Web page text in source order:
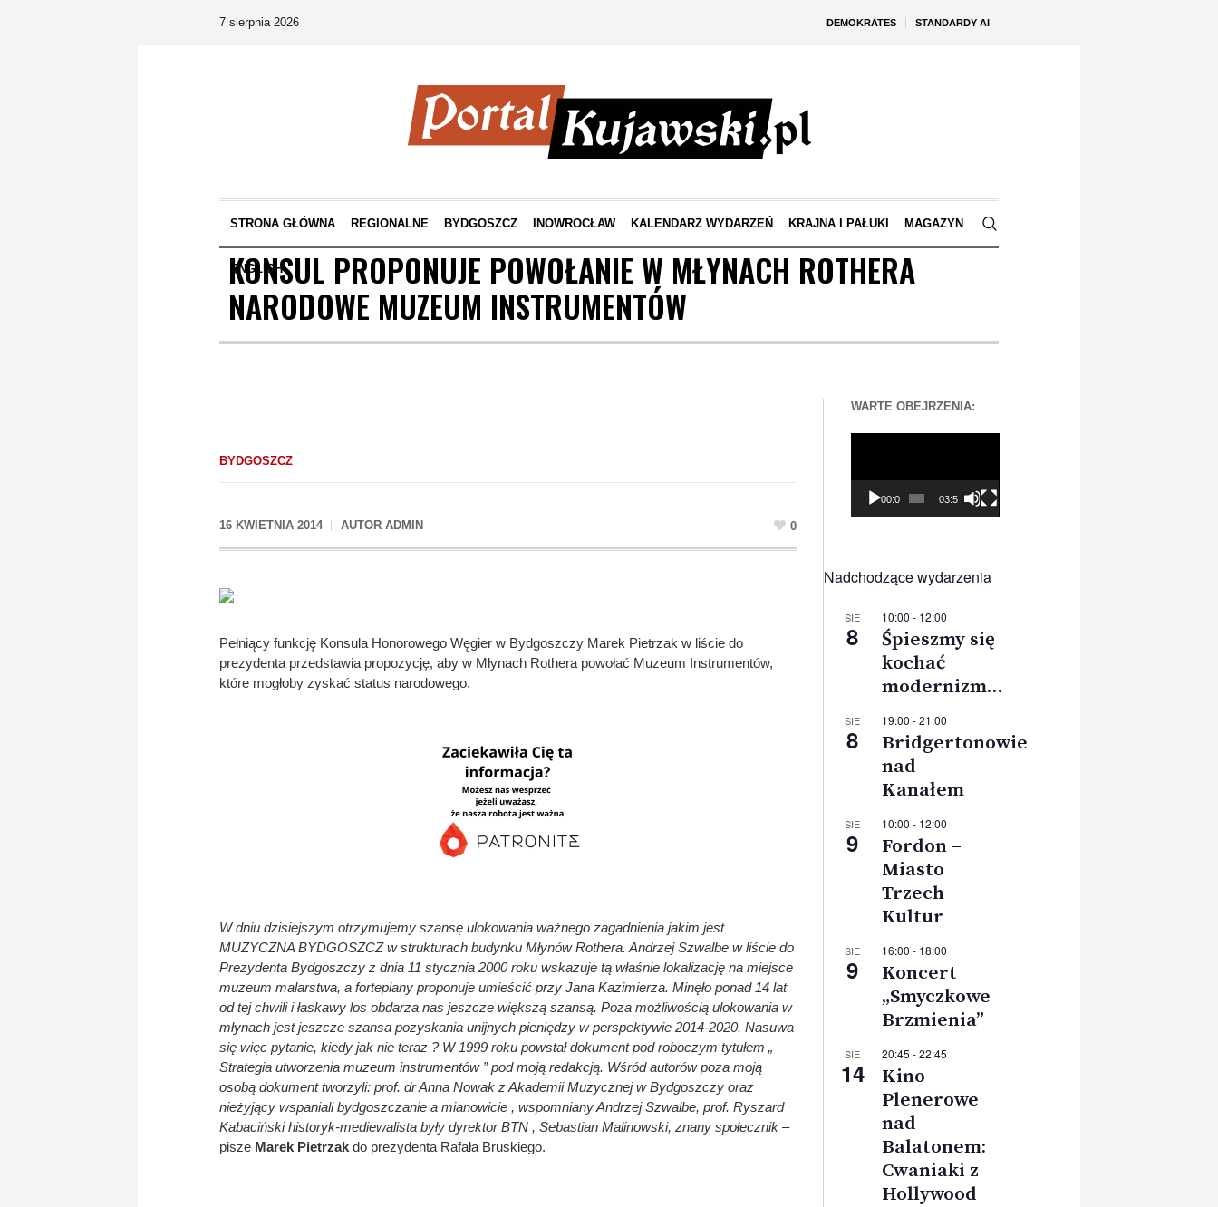
DEMOKRATES STANDARDY AI
7 sierpnia 2026
STRONA GŁÓWNA REGIONALNE BYDGOSZCZ INOWROCŁAW KALENDARZ WYDARZEŃ KRAJNA I PAŁUKI MAGAZYN
ENGLISH
KONSUL PROPONUJE POWOŁANIE W MŁYNACH ROTHERA
NARODOWE MUZEUM INSTRUMENTÓW
BYDGOSZCZ
16 KWIETNIA 2014 AUTOR ADMIN 0
Pełniący funkcję Konsula Honorowego Węgier w Bydgoszczy Marek Pietrzak w liście do
prezydenta przedstawia propozycję, aby w Młynach Rothera powołać Muzeum Instrumentów,
które mogłoby zyskać status narodowego.
W dniu dzisiejszym otrzymujemy szansę ulokowania ważnego zagadnienia jakim jest
MUZYCZNA BYDGOSZCZ w strukturach budynku Młynów Rothera. Andrzej Szwalbe w liście do
Prezydenta Bydgoszczy z dnia 11 stycznia 2000 roku wskazuje tą właśnie lokalizację na miejsce
muzeum malarstwa, a fortepiany proponuje umieścić przy Jana Kazimierza. Minęło ponad 14 lat
od tej chwili i łaskawy los obdarza nas jeszcze większą szansą. Poza możliwością ulokowania w
młynach jest jeszcze szansa pozyskania unijnych pieniędzy w perspektywie 2014-2020. Nasuwa
się więc pytanie, kiedy jak nie teraz ? W 1999 roku powstał dokument pod roboczym tytułem „
Strategia utworzenia muzeum instrumentów ” pod moją redakcją. Wśród autorów poza moją
osobą dokument tworzyli: prof. dr Anna Nowak z Akademii Muzycznej w Bydgoszczy oraz
nieżyjący wspaniali bydgoszczanie a mianowicie , wspomniany Andrzej Szwalbe, prof. Ryszard
Kabaciński historyk-mediewalista były dyrektor BTN , Sebastian Malinowski, znany społecznik –
pisze Marek Pietrzak do prezydenta Rafała Bruskiego.
WARTE OBEJRZENIA:
00:00 03:56
Nadchodzące wydarzenia
SIE
8
10:00 - 12:00
Śpieszmy się
kochać
modernizm…
SIE
8
19:00 -21:00
Bridgertonowie
nad
Kanałem
SIE
9
10:00 - 12:00
Fordon –
Miasto
Trzech
Kultur
SIE
9
16:00 - 18:00
Koncert
„Smyczkowe
Brzmienia”
SIE
14
20:45 -22:45
Kino
Plenerowe
nad
Balatonem:
Cwaniaki z
Hollywood